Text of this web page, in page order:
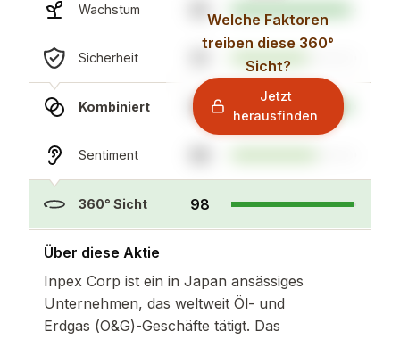
Wachstum 95
Sicherheit
Kombiniert 96
Sentiment
360° Sicht 98
Welche Faktoren
treiben diese 360°
Sicht?
Jetzt
herausfinden
Über diese Aktie
Inpex Corp ist ein in Japan ansässiges
Unternehmen, das weltweit Öl- und
Erdgas (O&G)-Geschäfte tätigt. Das
mehr